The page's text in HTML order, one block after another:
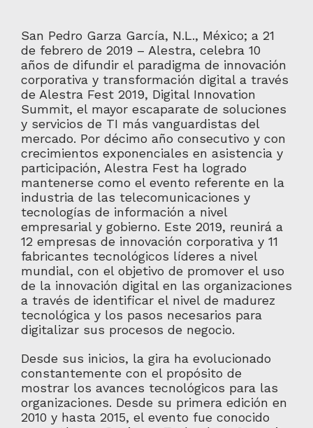
San Pedro Garza García, N.L., México; a 21
de febrero de 2019 – Alestra, celebra 10
años de difundir el paradigma de innovación
corporativa y transformación digital a través
de Alestra Fest 2019, Digital Innovation
Summit, el mayor escaparate de soluciones
y servicios de TI más vanguardistas del
mercado. Por décimo año consecutivo y con
crecimientos exponenciales en asistencia y
participación, Alestra Fest ha logrado
mantenerse como el evento referente en la
industria de las telecomunicaciones y
tecnologías de información a nivel
empresarial y gobierno. Este 2019, reunirá a
12 empresas de innovación corporativa y 11
fabricantes tecnológicos líderes a nivel
mundial, con el objetivo de promover el uso
de la innovación digital en las organizaciones
a través de identificar el nivel de madurez
tecnológica y los pasos necesarios para
digitalizar sus procesos de negocio.
Desde sus inicios, la gira ha evolucionado
constantemente con el propósito de
mostrar los avances tecnológicos para las
organizaciones. Desde su primera edición en
2010 y hasta 2015, el evento fue conocido